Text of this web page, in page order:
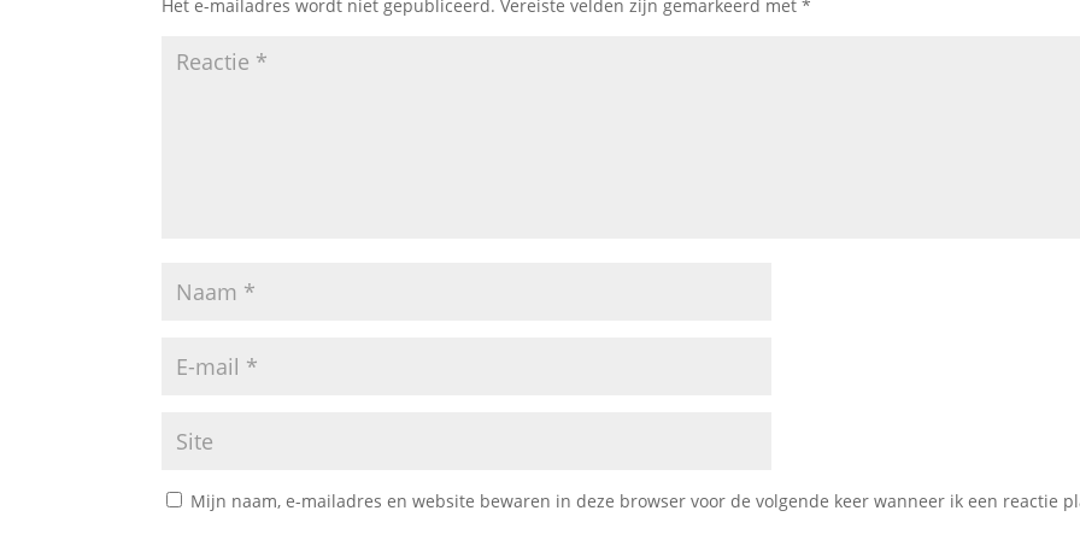
Het e-mailadres wordt niet gepubliceerd. Vereiste velden zijn gemarkeerd met*
Mijn naam, e-mailadres en website bewaren in deze browser voor de volgende keer wanneer ik een reactie